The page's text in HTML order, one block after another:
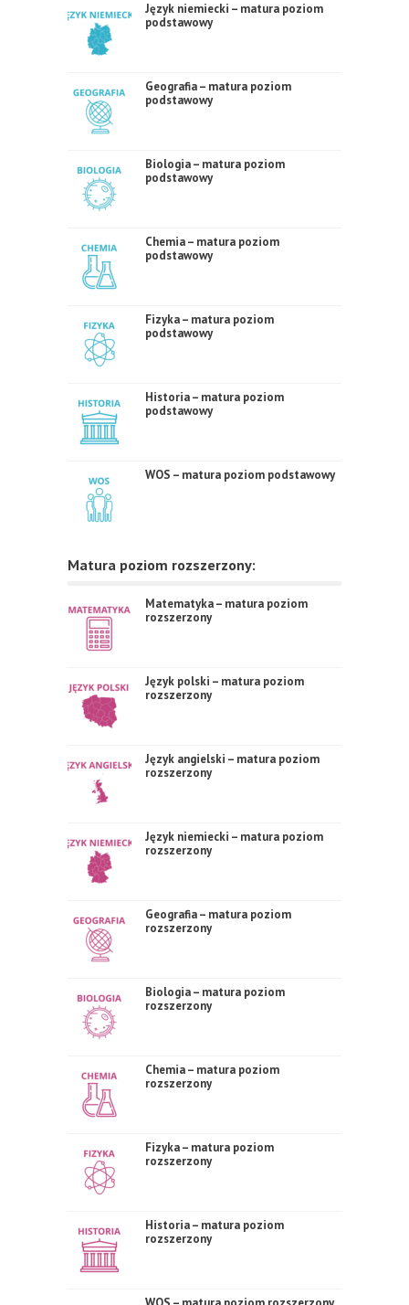
Język niemiecki – matura poziom
podstawowy
Geografia – matura poziom
podstawowy
Biologia – matura poziom
podstawowy
Chemia – matura poziom
podstawowy
Fizyka – matura poziom
podstawowy
Historia – matura poziom
podstawowy
WOS – matura poziom podstawowy
Matura poziom rozszerzony:
Matematyka – matura poziom
rozszerzony
Język polski – matura poziom
rozszerzony
Język angielski – matura poziom
rozszerzony
Język niemiecki – matura poziom
rozszerzony
Geografia – matura poziom
rozszerzony
Biologia – matura poziom
rozszerzony
Chemia – matura poziom
rozszerzony
Fizyka – matura poziom
rozszerzony
Historia – matura poziom
rozszerzony